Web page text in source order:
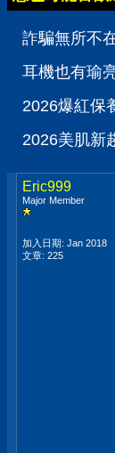
詐騙無所不
耳機也有瑜
2026爆紅保
2026美肌新
Eric999
Major Member
加入日期: Jan 2018
文章: 225